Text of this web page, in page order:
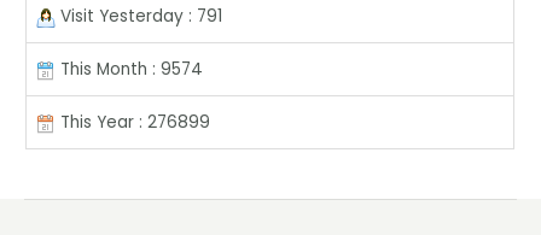
Visit Yesterday : 791
This Month : 9574
This Year : 276899